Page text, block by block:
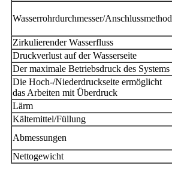
Wasserrohrdurchmesser/
Zirkulierender Wasserfluss
Druckverlust auf der Wasserseite
Der maximale Betriebsdruck des Systems
Die Hoch-/Niederdruckseite ermöglicht
das Arbeiten mit Überdruck
Lärm
Kältemittel/Füllung
Abmessungen
Nettogewicht